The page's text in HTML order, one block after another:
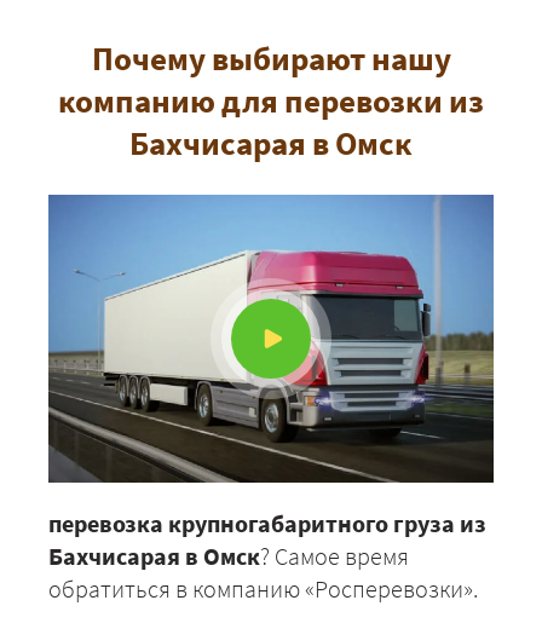
Почему выбирают нашу
компанию для перевозки из
Бахчисарая в Омск
перевозка крупногабаритного груза из
Бахчисарая в Омск? Самое время
обратиться в компанию «Росперевозки».